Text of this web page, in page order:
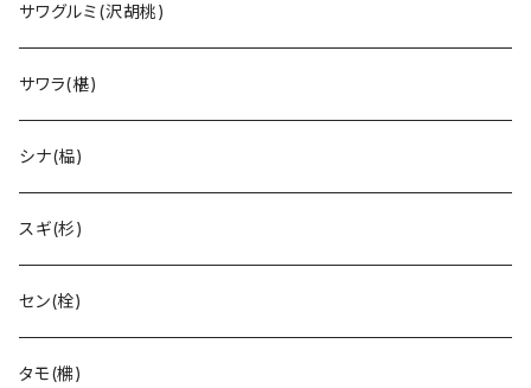
サワグルミ(沢胡桃)
サワラ(椹)
シナ(榀)
スギ(杉)
セン(栓)
タモ(梻)